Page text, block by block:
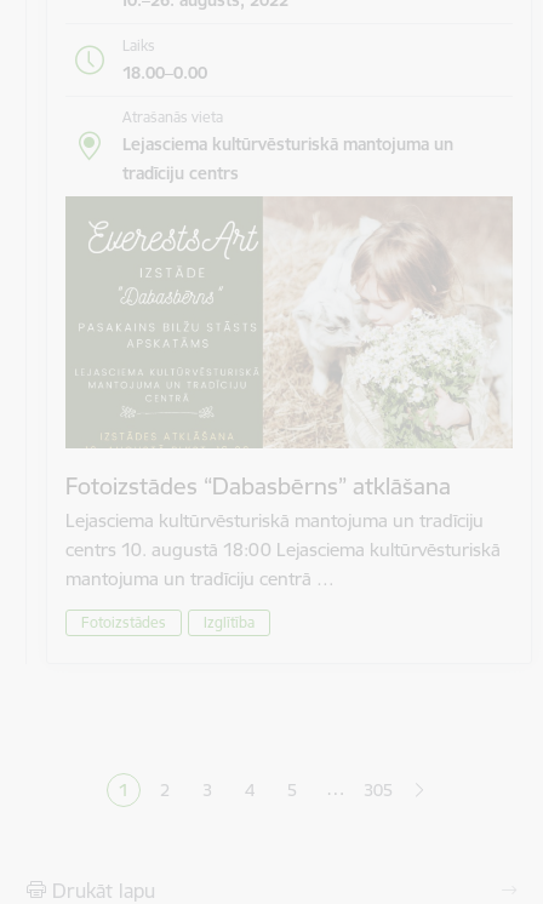
Laiks
18.00–0.00
Atrašanās vieta
Lejasciema kultūrvēsturiskā mantojuma un
tradīciju centrs
Fotoizstādes “Dabasbērns” atklāšana
Lejasciema kultūrvēsturiskā mantojuma un tradīciju
centrs 10. augustā 18:00 Lejasciema kultūrvēsturiskā
mantojuma un tradīciju centrā …
Fotoizstādes Izglītība
Pašreizējā lapa
1 Lapa
2 Lapa
3 Lapa
4 Lapa
5 … 305
Drukāt lapu